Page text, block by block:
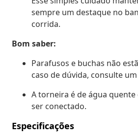
sempre um destaque no
corrida.
Bom saber:
Parafusos e buchas não
caso de dúvida, consulte
A torneira é de água
ser conectado.
Especificações